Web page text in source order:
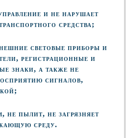
и не нарушает
средства;
световые приборы и
регистрационные и
знаки, а также не
сигналов,
не пылит, не загрязняет
среду.